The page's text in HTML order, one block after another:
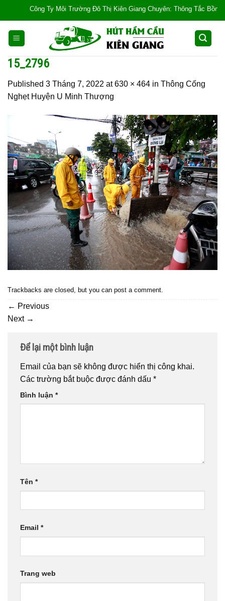
content
Công Ty Môi Trường Đô Thị Kiên Giang Chuyên: Thông Tắc Bồn
15_2796
Published 3 Tháng 7, 2022 at630 × 464 in Thông Cống
Nghẹt Huyện U Minh Thượng
Trackbacks are closed, but you can post a comment.
← Previous
Next →
Để lại một bình luận
Email của bạn sẽ không được hiển thị công khai.
Các trường bắt buộc được đánh dấu *
Bình luận *
Tên *
Email *
Trang web